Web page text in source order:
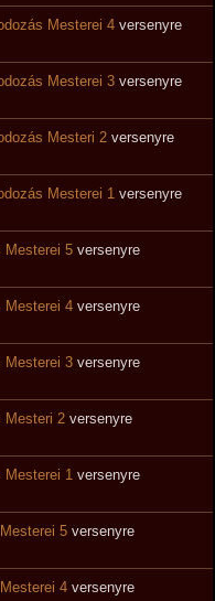
Mesterei 4 versenyre
Mesterei 3 versenyre
Mesteri 2 versenyre
Mesterei 1 versenyre
Mesterei 5 versenyre
Mesterei 4 versenyre
Mesterei 3 versenyre
Mesteri 2 versenyre
Mesterei 1 versenyre
5 versenyre
4 versenyre